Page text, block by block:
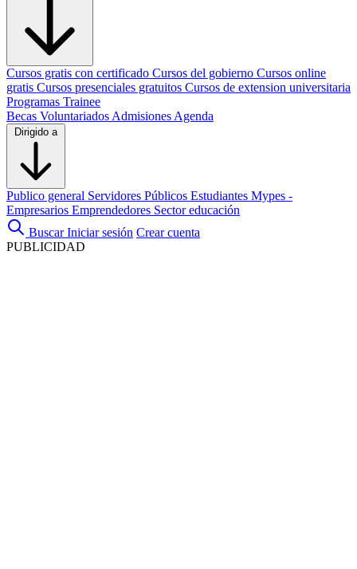
Cursos gratis con certificado Cursos del gobierno Cursos online
gratis Cursos presenciales gratuitos Cursos de extension universitaria
Programas Trainee
Becas Voluntariados Admisiones Agenda
Dirigido a
Publico general Servidores Públicos Estudiantes Mypes -
Empresarios Emprendedores Sector educación
Buscar Iniciar sesión Crear cuenta
PUBLICIDAD